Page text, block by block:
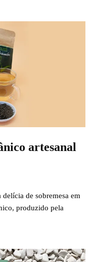
artesanal
de sobremesa em
produzido pela